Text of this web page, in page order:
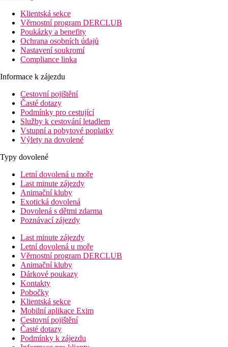
Klientská sekce
Věrnostní program DERCLUB
Poukázky a benefity
Ochrana osobních údajů
Nastavení soukromí
Compliance linka
Informace k zájezdu
Cestovní pojištění
Časté dotazy
Podmínky pro cestující
Služby k cestování letadlem
Vstupní a pobytové poplatky
Výlety na dovolené
Typy dovolené
Letní dovolená u moře
Last minute zájezdy
Animační kluby
Exotická dovolená
Dovolená s dětmi zdarma
Poznávací zájezdy
Last minute zájezdy
Letní dovolená u moře
Věrnostní program DERCLUB
Animační kluby
Dárkové poukazy
Kontakty
Pobočky
Klientská sekce
Mobilní aplikace Exim
Cestovní pojištění
Časté dotazy
Podmínky k zájezdu